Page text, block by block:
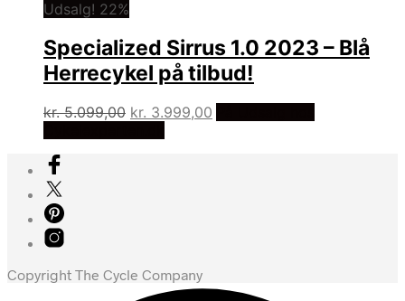
Udsalg! 22%
Specialized Sirrus 1.0 2023 – Blå
Herrecykel på tilbud!
kr.5.099,00 Den
kr. 3.999,00
Copyright The Cycle Company